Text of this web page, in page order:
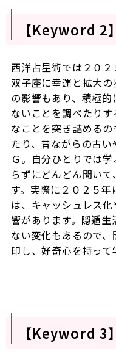
【Keyword 2
西洋占星術では２０
双子座に幸運と拡大
の影響もあり、積極
ないことを調べたり
なことを突き詰める
たり、昔ながらの古
Ｇ。自分ひとりでは
らずにどんどん聞い
す。実際に２０２５
は、キャッシュレス
響があります。隠遁
ない変化もあるので
印し、好奇心を持って
【Keyword 3